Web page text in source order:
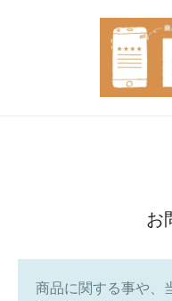
お
商品に関する事や、